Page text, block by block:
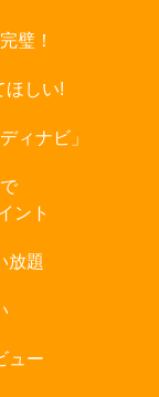
璧！
ほしい!
ィナビ」
ント
放題
ュー